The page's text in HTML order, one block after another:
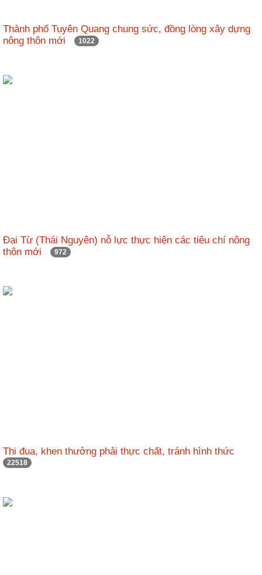
Thành phố Tuyên Quang chung sức, đồng lòng xây dựng
nông thôn mới
1022
Đại Từ (Thái Nguyên) nỗ lực thực hiện các tiêu chí nông
thôn mới
972
Thi đua, khen thưởng phải thực chất, tránh hình thức
22518